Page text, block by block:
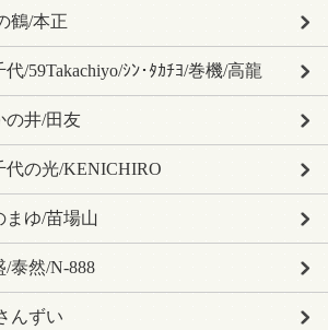
鶴/本正
/59Takachiyo/ｼﾝ･ﾀｶﾁﾖ/巻機/高龍
の井/田友
代の光/KENICHIRO
まゆ/苗場山
/泰然/N-888
んずい